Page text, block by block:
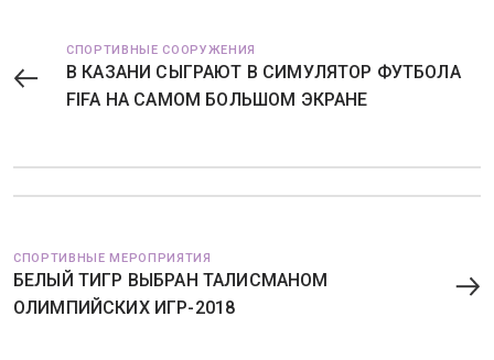
СПОРТИВНЫЕ СООРУЖЕНИЯ
В КАЗАНИ СЫГРАЮТ В СИМУЛЯТОР ФУТБОЛА
FIFA НА САМОМ БОЛЬШОМ ЭКРАНЕ
СПОРТИВНЫЕ МЕРОПРИЯТИЯ
БЕЛЫЙ ТИГР ВЫБРАН ТАЛИСМАНОМ
ОЛИМПИЙСКИХ ИГР-2018